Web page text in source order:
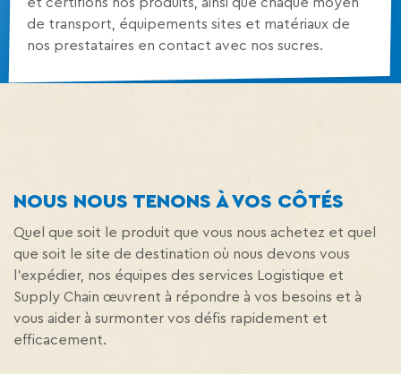
et certifions nos produits, ainsi que chaque moyen
de transport, équipements sites et matériaux de
nos prestataires en contact avec nos sucres.
NOUS NOUS TENONS À VOS CÔTÉS
Quel que soit le produit que vous nous achetez et quel
que soit le site de destination où nous devons vous
l'expédier, nos équipes des services Logistique et
Supply Chain œuvrent à répondre à vos besoins et à
vous aider à surmonter vos défis rapidement et
efficacement.